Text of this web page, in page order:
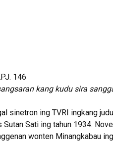
146
kang kudu sira
sinetron ing TVRI ingkang
Sati ing tahun 1934.
wonten Minangkabau